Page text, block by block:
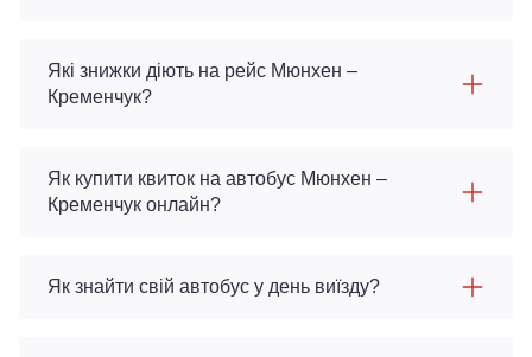
Які знижки діють на рейс Мюнхен –
Кременчук?
Як купити квиток на автобус Мюнхен –
Кременчук онлайн?
Як знайти свій автобус у день виїзду?